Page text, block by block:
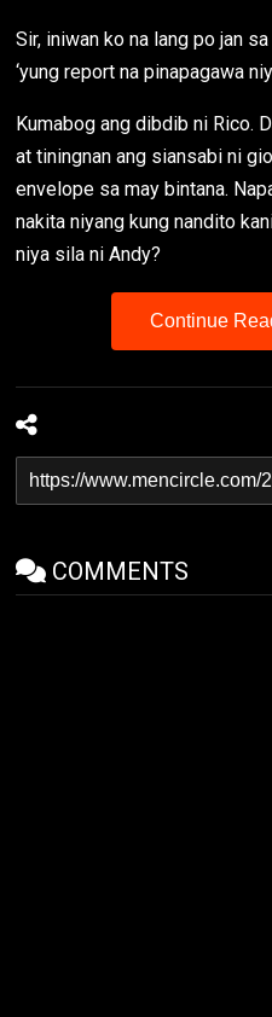
Sir, iniwan ko na lang po jan
‘yung report na pinapagawa
Kumabog ang dibdib ni Rico.
at tiningnan ang siansabi ni
envelope sa may bintana.
nakita niyang kung nandito
niya sila ni Andy?
Continue
COMMENTS